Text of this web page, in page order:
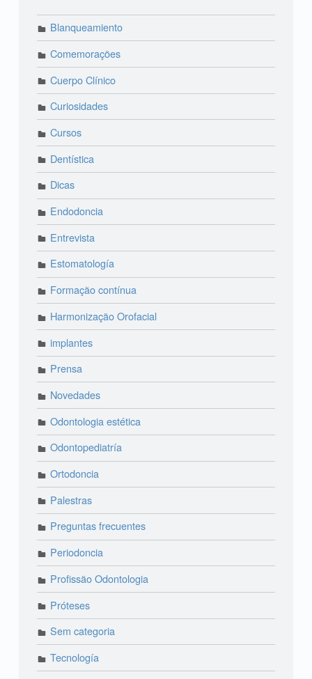
Blanqueamiento
Comemorações
Cuerpo Clínico
Curiosidades
Cursos
Dentística
Dicas
Endodoncia
Entrevista
Estomatología
Formação contínua
Harmonização Orofacial
implantes
Prensa
Novedades
Odontologia estética
Odontopediatría
Ortodoncia
Palestras
Preguntas frecuentes
Periodoncia
Profissão Odontologia
Próteses
Sem categoria
Tecnología